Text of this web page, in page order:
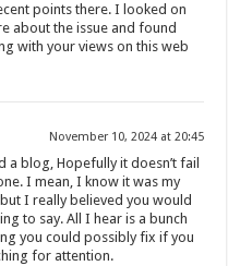
points there. I looked on
about the issue and found
with your views on this web
November 10, 2024 at 20:45
a blog, Hopefully it doesn’t fail
I mean, I know it was my
I really believed you would
to say. All I hear is a bunch
you could possibly fix if you
for attention.